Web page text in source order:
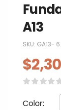
A13
SKU: GA13-
$
Color